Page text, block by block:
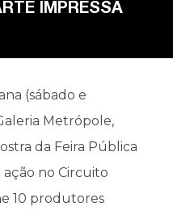
IMPRESSA
(sábado e
Metrópole,
da Feira Pública
no Circuito
10 produtores